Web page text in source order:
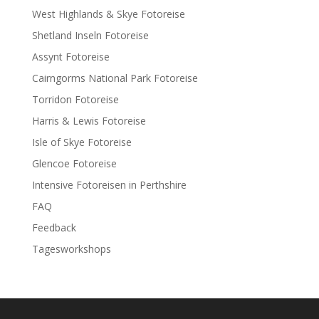
West Highlands & Skye Fotoreise
Shetland Inseln Fotoreise
Assynt Fotoreise
Cairngorms National Park Fotoreise
Torridon Fotoreise
Harris & Lewis Fotoreise
Isle of Skye Fotoreise
Glencoe Fotoreise
Intensive Fotoreisen in Perthshire
FAQ
Feedback
Tagesworkshops